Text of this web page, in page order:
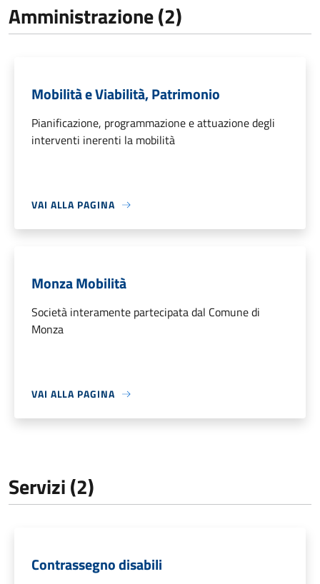
Amministrazione (2)
Mobilità e Viabilità, Patrimonio
Pianificazione, programmazione e attuazione degli
interventi inerenti la mobilità
VAI ALLA PAGINA
Monza Mobilità
Società interamente partecipata dal Comune di
Monza
VAI ALLA PAGINA
Servizi (2)
Contrassegno disabili